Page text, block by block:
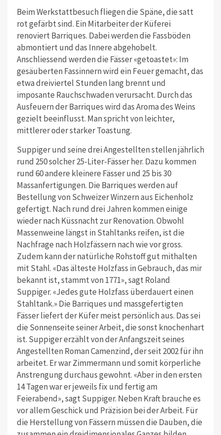
Beim Werkstattbesuch fliegen die Späne, die satt
rot gefärbt sind. Ein Mitarbeiter der Küferei
renoviert Barriques. Dabei werden die Fassböden
abmontiert und das Innere abgehobelt.
Anschliessend werden die Fässer «getoastet»: Im
gesäuberten Fassinnern wird ein Feuer gemacht, das
etwa dreiviertel Stunden lang brennt und
imposante Rauchschwaden verursacht. Durch das
Ausfeuern der Barriques wird das Aroma des Weins
gezielt beeinflusst. Man spricht von leichter,
mittlerer oder starker Toastung.
Suppiger und seine drei Angestellten stellen jährlich
rund 250 solcher 25-Liter-Fässer her. Dazu kommen
rund 60 andere kleinere Fässer und 25 bis 30
Massanfertigungen. Die Barriques werden auf
Bestellung von Schweizer Winzern aus Eichenholz
gefertigt. Nach rund drei Jahren kommen einige
wieder nach Küssnacht zur Renovation. Obwohl
Massenweine längst in Stahltanks reifen, ist die
Nachfrage nach Holzfässern nach wie vor gross.
Zudem kann der natürliche Rohstoff gut mithalten
mit Stahl. «Das älteste Holzfass in Gebrauch, das mir
bekannt ist, stammt von 1771», sagt Roland
Suppiger. «Jedes gute Holzfass überdauert einen
Stahltank.» Die Barriques und massgefertigten
Fässer liefert der Küfer meist persönlich aus. Das sei
die Sonnenseite seiner Arbeit, die sonst knochenhart
ist. Suppiger erzählt von der Anfangszeit seines
Angestellten Roman Camenzind, der seit 2002 für ihn
arbeitet. Er war Zimmermann und somit körperliche
Anstrengung durchaus gewohnt. «Aber in den ersten
14 Tagen war er jeweils fix und fertig am
Feierabend», sagt Suppiger. Neben Kraft brauche es
vor allem Geschick und Präzision bei der Arbeit. Für
die Herstellung von Fässern müssen die Dauben, die